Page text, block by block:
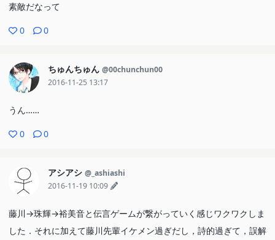
素敵だなって
0 0
ちゅんちゅん @00chunchun00
2016-11-25 13:17
うん……
0 0
アシアシ @_ashiashi
2016-11-19 10:09
藤川→珠輝→裕美音と伝言ゲームが繋がっていく感じワクワクしま
した．それに加えて藤川先輩イケメン過ぎだし，詩的過ぎて，誤解